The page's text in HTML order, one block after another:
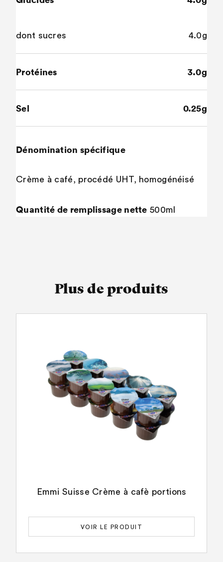
dont sucres 4.0g
Protéines 3.0g
Sel 0.25g
Dénomination spécifique
Crème à café, procédé UHT, homogénéisé
Quantité de remplissage nette 500ml
Plus de produits
Emmi Suisse Crème à cafè portions
VOIR LE PRODUIT